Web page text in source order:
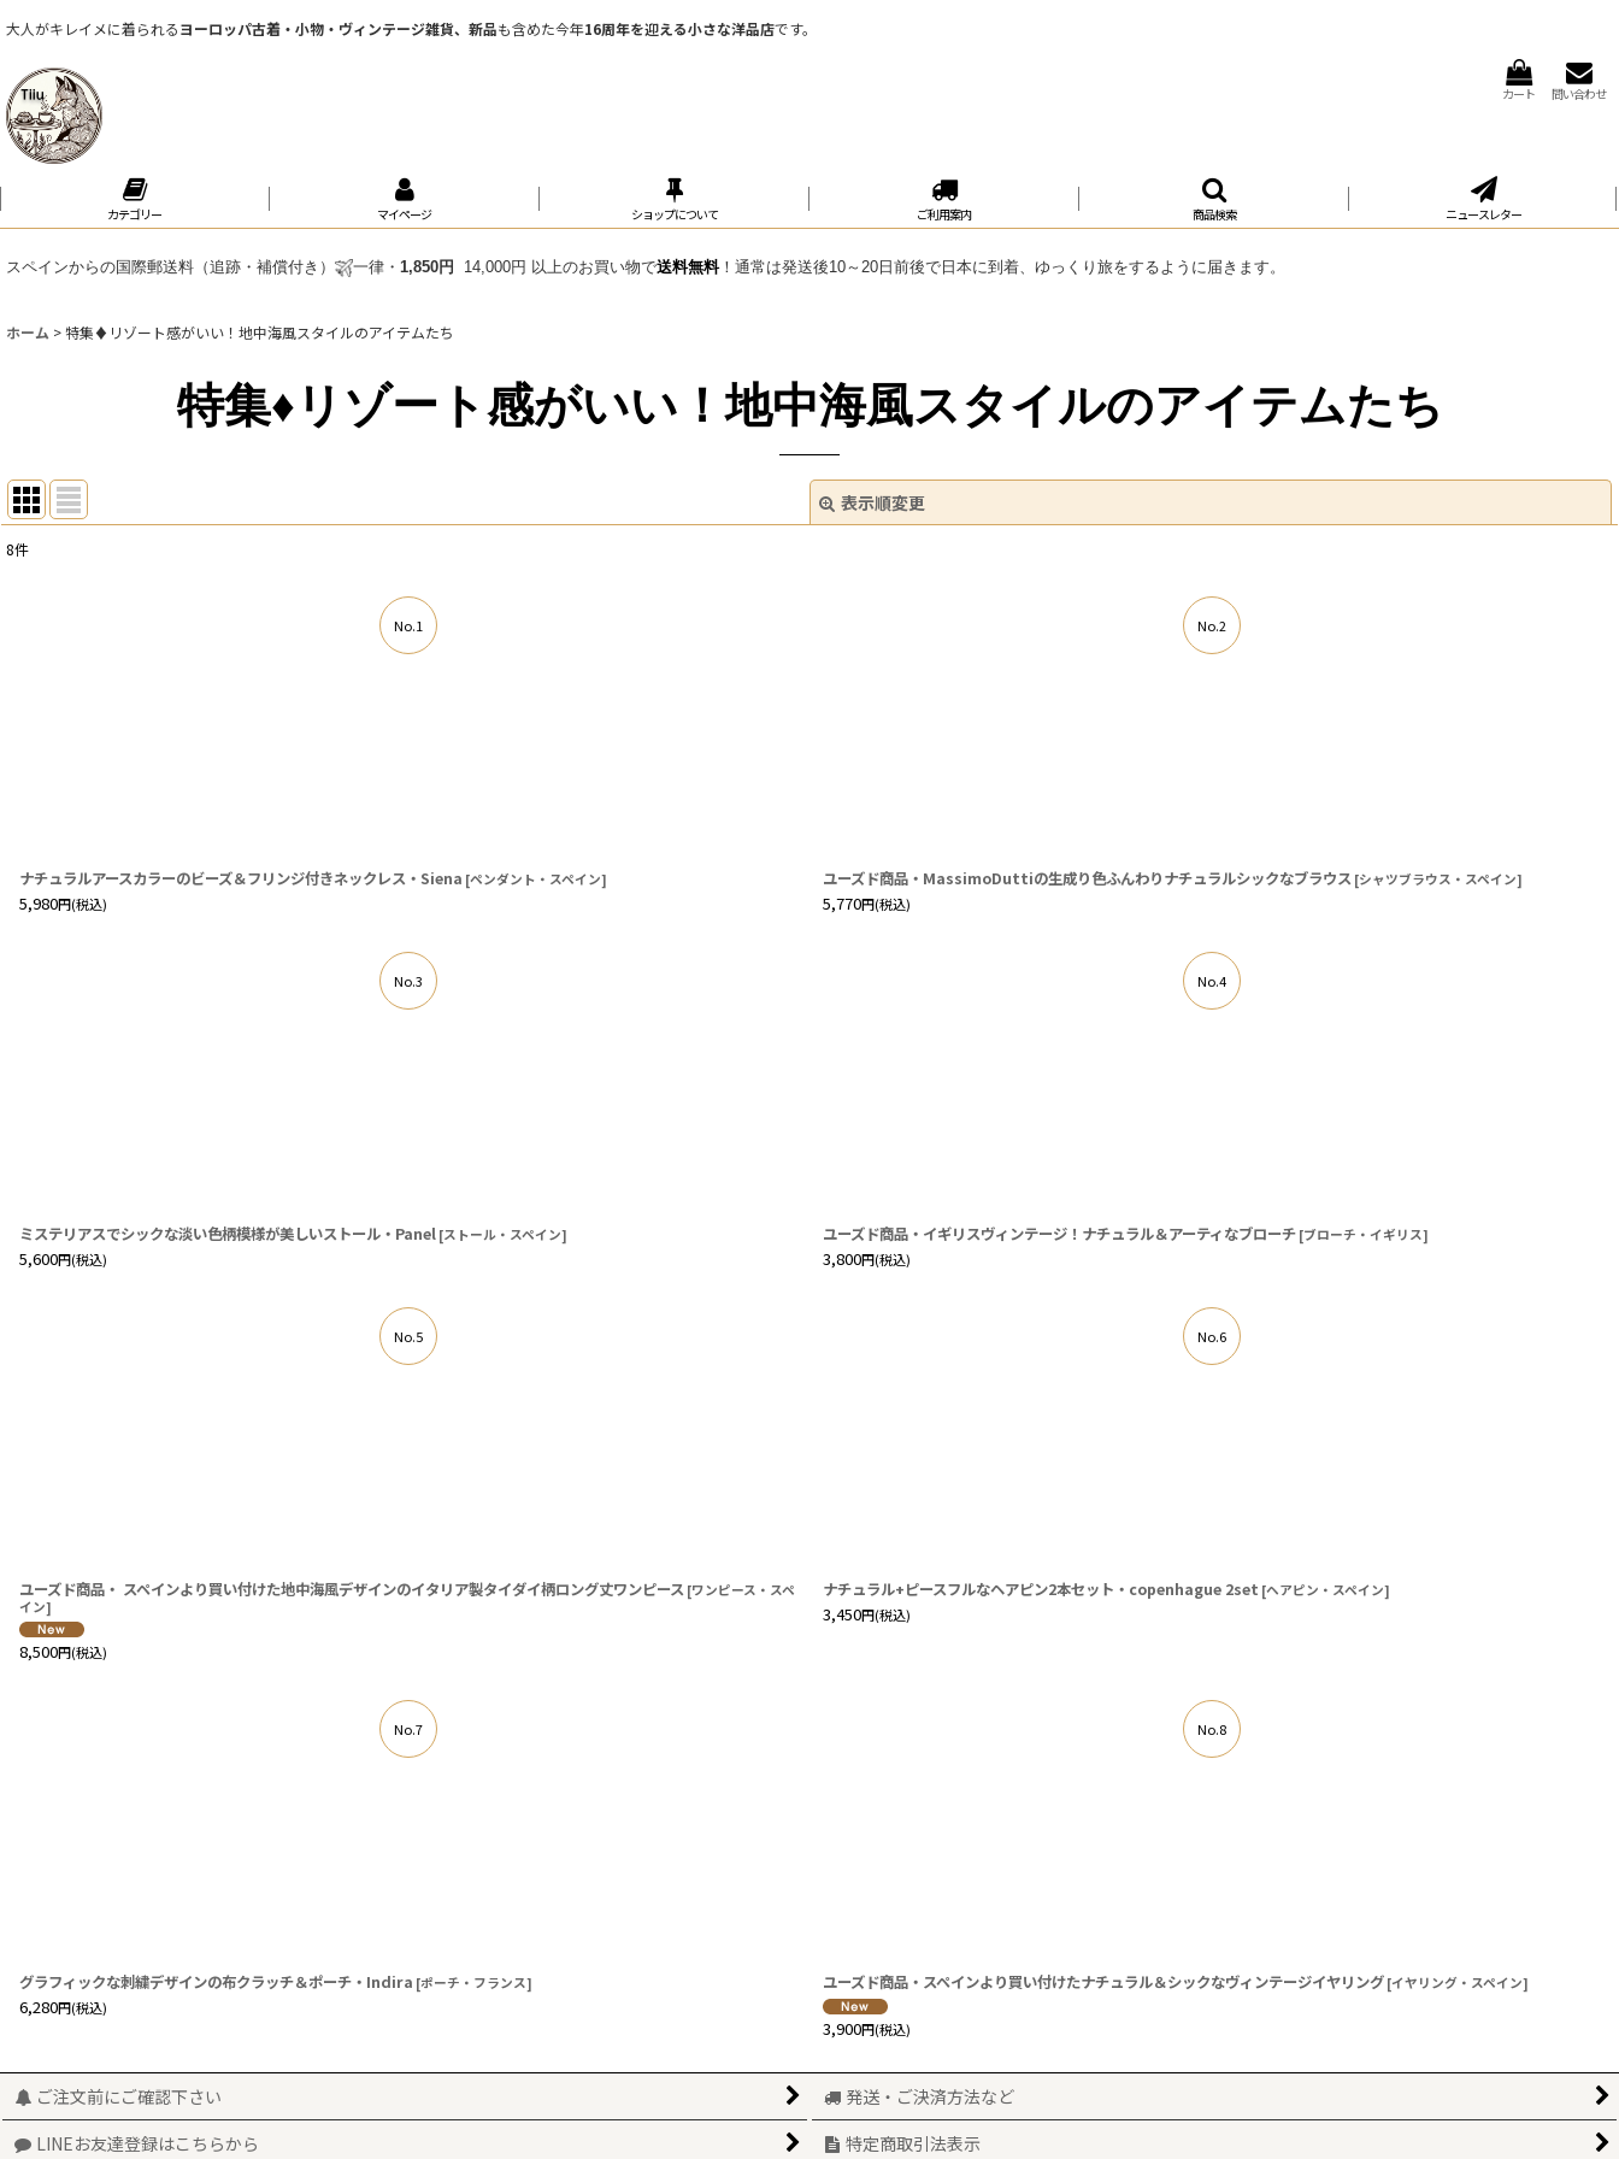
大人がキレイメに着られるヨーロッパ古着・小物・ヴィンテージ雑貨、新品も含めた今年16周年を迎える小さな洋品店です。
カート 問い合わせ
カテゴリー マイページ ショップについて ご利用案内 商品検索 ニュースレター
スペインからの国際郵送料（追跡・補償付き） 一律・ 1,850円 14,000円 以上のお買い物で送料無料！通常は発送後10～20日前後で日本に到着、ゆっくり旅をするように届きます。
ホーム >特集♦リゾート感がいい！地中海風スタイルのアイテムたち
特集♦リゾート感がいい！地中海風スタイルのアイテムたち
表示順変更
8件
No.1
ナチュラルアースカラーのビーズ＆フリンジ付きネックレス・Siena [ペンダント・スペイン]
5,980円(税込)
No.2
ユーズド商品・MassimoDuttiの生成り色ふんわりナチュラルシックなブラウス [シャツブラウス・スペイン]
5,770円(税込)
No.3
ミステリアスでシックな淡い色柄模様が美しいストール・Panel [ストール・スペイン]
5,600円(税込)
No.4
ユーズド商品・イギリスヴィンテージ！ナチュラル＆アーティなブローチ [ブローチ・イギリス]
3,800円(税込)
No.5
ユーズド商品・ スペインより買い付けた地中海風デザインのイタリア製タイダイ柄ロング丈ワンピース [ワンピース・スペ
イン]
8,500円(税込)
No.6
ナチュラル+ピースフルなヘアピン2本セット・copenhague 2set [ヘアピン・スペイン]
3,450円(税込)
No.7
グラフィックな刺繍デザインの布クラッチ＆ポーチ・Indira [ポーチ・フランス]
6,280円(税込)
No.8
ユーズド商品・スペインより買い付けたナチュラル＆シックなヴィンテージイヤリング [イヤリング・スペイン]
3,900円(税込)
ご注文前にご確認下さい
発送・ご決済方法など
LINEお友達登録はこちらから
特定商取引法表示